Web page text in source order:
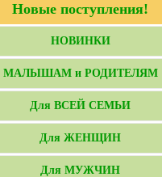
Новые поступления!
НОВИНКИ
МАЛЫШАМ и РОДИТЕЛЯМ
Для ВСЕЙ СЕМЬИ
Для ЖЕНЩИН
Для МУЖЧИН